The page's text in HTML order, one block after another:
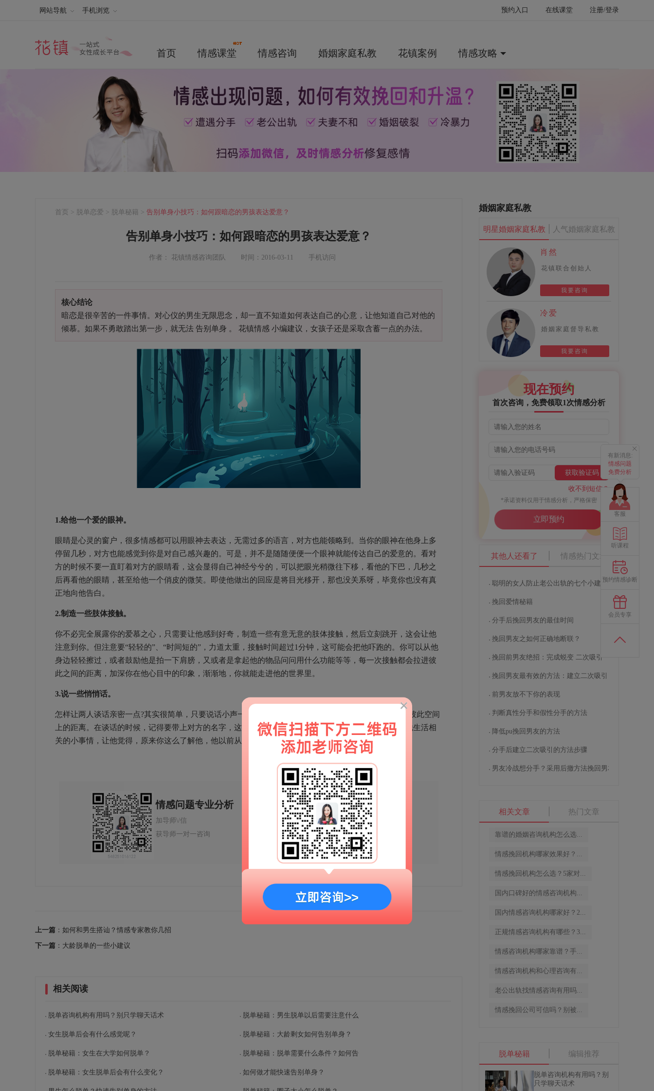
预约入口 在线课堂 注册/登录
网站导航 手机浏览
首页 情感课堂 情感咨询 婚姻家庭私教 花镇案例 情感攻略
首页 > 脱单恋爱 > 脱单秘籍 > 告别单身小技巧：如何跟暗恋的男孩表达爱意？
告别单身小技巧：如何跟暗恋的男孩表达爱意？
作者： 花镇情感咨询团队 时间：2016-03-11 手机访问
核心结论
暗恋是很辛苦的一件事情。对心仪的男生无限思念，却一直不知道如何表达自己的心意，让他知道自己对他的
倾慕。如果不勇敢踏出第一步，就无法 告别单身 。 花镇情感 小编建议，女孩子还是采取含蓄一点的办法。
1.给他一个爱的眼神。
眼睛是心灵的窗户，很多情感都可以用眼神去表达，无需过多的语言，对方也能领略到。当你的眼神在他身上多
停留几秒，对方也能感觉到你是对自己感兴趣的。可是，并不是随随便便一个眼神就能传达自己的爱意的。看对
方的时候不要一直盯着对方的眼睛看，这会显得自己神经兮兮的，可以把眼光稍微往下移，看他的下巴，几秒之
后再看他的眼睛，甚至给他一个俏皮的微笑。即使他做出的回应是将目光移开，那也没关系呀，毕竟你也没有真
正地向他告白。
2.制造一些肢体接触。
你不必完全展露你的爱慕之心，只需要让他感到好奇，制造一些有意无意的肢体接触，然后立刻跳开，这会让他
注意到你。但注意要“轻轻的”、“时间短的”，力道太重，接触时间超过1分钟，这可能会把他吓跑的。你可以从他
身边轻轻擦过，或者鼓励他是拍一下肩膀，又或者是拿起他的物品问问用什么功能等等，每一次接触都会拉进彼
此之间的距离，加深你在他心目中的印象，渐渐地，你就能走进他的世界里。
3.说一些悄悄话。
怎样让两人谈话亲密一点?其实很简单，只要说话小声一点，对方就会靠近你听你在说什么，这样能拉近彼此空间
上的距离。在谈话的时候，记得要带上对方的名字，这会让谈话更加亲密一点。谈话的内容，可以说说他生活相
关的小事情，让他觉得，原来你这么了解他，他以前从来没有发现。
情感问题专业分析
加导师\/信
获导师一对一咨询
移动端官网
扫一扫
解锁更多情感秘籍
上一篇 ：如何和男生搭讪？情感专家教你几招
下一篇 ：大龄脱单的一些小建议
相关阅读
脱单咨询机构有用吗？别只学聊天话术
女生脱单后会有什么感觉呢？
脱单秘籍：女生在大学如何脱单？
脱单秘籍：女生脱单后会有什么变化？
脱单秘籍：男生脱单以后需要注意什么
脱单秘籍：大龄剩女如何告别单身？
脱单秘籍：脱单需要什么条件？如何告
如何做才能快速告别单身？
婚姻家庭私教
明星婚姻家庭私教 人气婚姻家庭私教
肖然
花镇联合创始人
我要咨询
冷爱
婚姻家庭督导私教
我要咨询
现在预约
首次咨询，免费领取1次情感分析
获取验证码
收不到短信？
*承诺资料仅用于情感分析，严格保密
立即预约
其他人还看了 情感热门文章
聪明的女人防止老公出轨的七个小建议
挽回爱情秘籍
分手后挽回男友的最佳时间
挽回男友之如何正确地断联？
挽回前男友绝招：完成蜕变 二次吸引
挽回男友最有效的方法：建立二次吸引
前男友放不下你的表现
判断真性分手和假性分手的方法
降低pu挽回男友的方法
分手后建立二次吸引的方法步骤
男友冷战想分手？采用后撤方法挽回男友
相关文章 热门文章
靠谱的婚姻咨询机构怎么选...
情感挽回机构哪家效果好？...
情感挽回机构怎么选？5家对...
国内口碑好的情感咨询机构...
国内情感咨询机构哪家好？2...
正规情感咨询机构有哪些？3...
情感咨询机构哪家靠谱？手...
情感咨询机构和心理咨询有...
老公出轨找情感咨询有用吗...
情感挽回公司可信吗？别被...
脱单秘籍 编辑推荐
脱单咨询机构有用吗？别
只学聊天话术
有新消息:
情感问题
免费分析
客服
听课程
预约情感诊断
会员专享